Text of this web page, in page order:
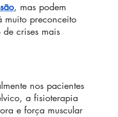
, mas podem
muito preconceito
crises mais
nos pacientes
a fisioterapia
e força muscular